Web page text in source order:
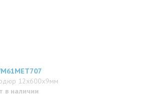
12x600x9мм
в наличии